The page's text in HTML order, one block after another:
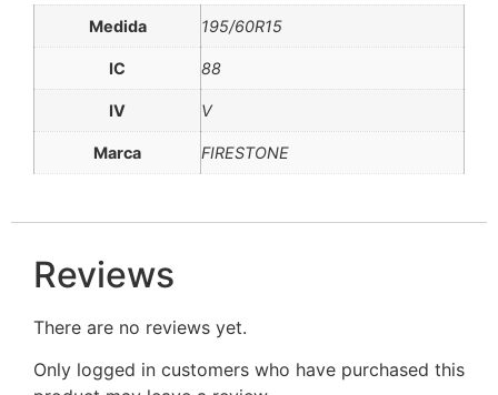
Medida 195/60R15
IC 88
IV V
Marca FIRESTONE
Reviews
There are no reviews yet.
Only logged in customers who have purchased this